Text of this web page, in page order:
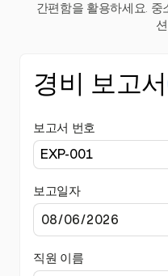
간편함을 활용하세요.
경비 보고서
보고서 번호
보고일자
직원 이름